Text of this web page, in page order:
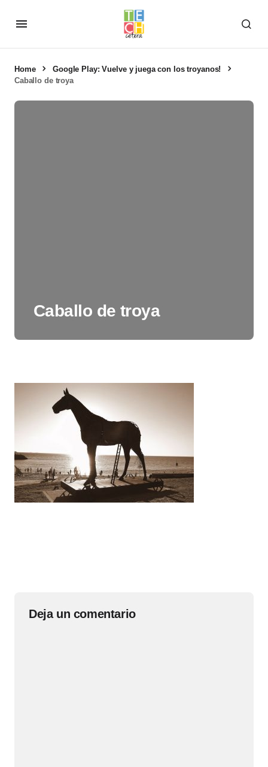
Home
Google Play: Vuelve y juega con los troyanos!
Caballo de troya
Caballo de troya
Deja un comentario